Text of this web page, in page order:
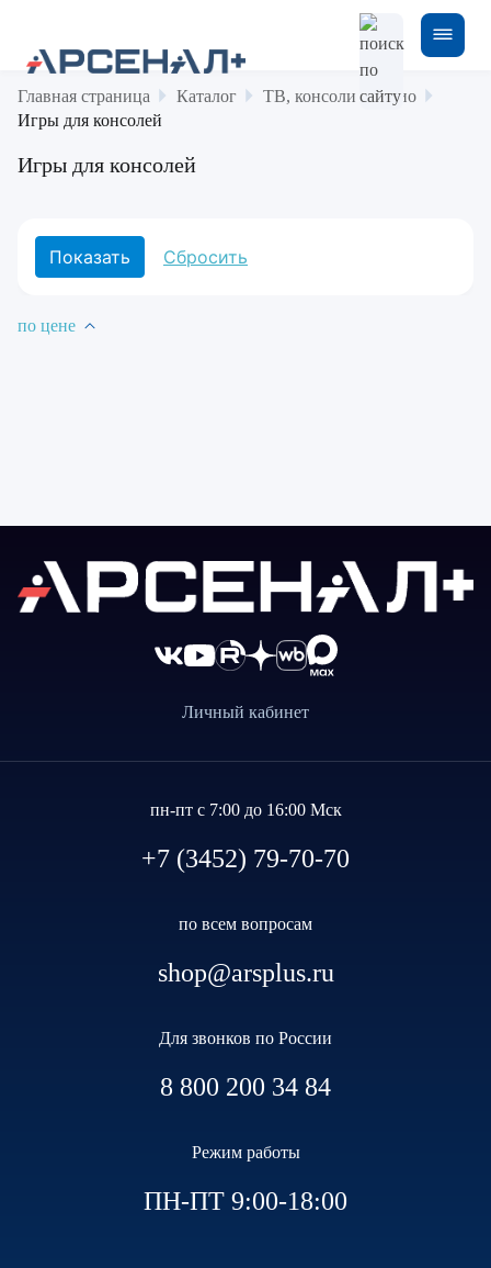
Главная страница Каталог
ТВ, консоли и аудио
Игры для консолей
Игры для консолей
по цене
Личный кабинет
пн-пт с 7:00 до 16:00 Мск
+7 (3452) 79-70-70
по всем вопросам
shop@arsplus.ru
Для звонков по России
8 800 200 34 84
Режим работы
ПН-ПТ 9:00-18:00